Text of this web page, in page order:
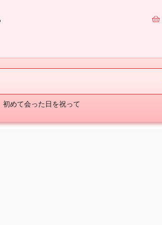
初めて会った日を祝って